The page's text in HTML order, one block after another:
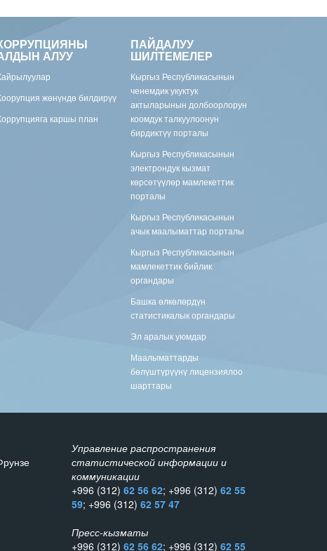
АЛУУ
жөнүндө билдирүү
каршы план
ПАЙДАЛУУ
ШИЛТЕМЕЛЕР
Кыргыз Республикасынын
ченемдик укуктук
актыларынын долбоорлорун
коомдук талкуулоонун
бирдиктүү порталы
Кыргыз Республикасынын
электрондук кызмат
көрсөтүүлөр мамлекеттик
порталы
Кыргыз Республикасынын
ачык маалыматтар порталы
Кыргыз Республикасынын
мамлекеттик бийлик
органдары
Башка өлкөлөрдүн
статистикалык органдары
Эл аралык уюмдар
Маалыматтарды
бөлүштүрүүнү лицензиялоо
шарттары
Управление распространения
статистической информации и
коммуникации
+996 (312) 62 56 62; +996 (312) 62 55
59; +996 (312) 62 57 47
Пресс-кызматы
+996 (312) 62 56 62; +996 (312) 62 55